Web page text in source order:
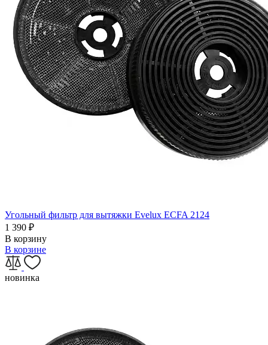
Угольный фильтр для вытяжки Evelux ECFA 2124
1 390 ₽
В корзину
В корзине
новинка